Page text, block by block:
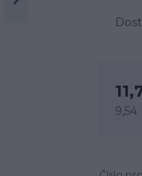
9,54